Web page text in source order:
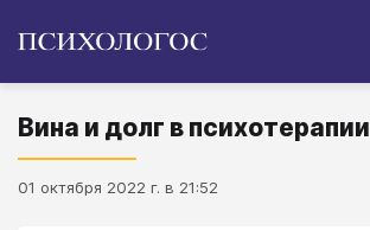
Вина и долг в психотерапии
01 октября 2022 г. в 21:52